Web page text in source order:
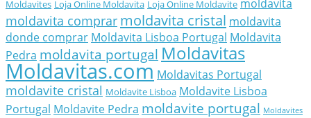
Moldavites Loja Online Moldavita Loja Online Moldavite moldavita
moldavita comprar moldavita cristal moldavita
donde comprar Moldavita Lisboa Portugal Moldavita
Pedra moldavita portugal Moldavitas
Moldavitas.com Moldavitas Portugal
moldavite cristal Moldavite Lisboa Moldavite Lisboa
Portugal Moldavite Pedra moldavite portugal Moldavites